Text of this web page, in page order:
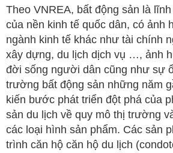
Theo VNREA, bất động sản là
của nền kinh tế quốc dân, có ảnh
ngành kinh tế khác như tài chính
xây dựng, du lịch dịch vụ …, ảnh
đời sống người dân cũng như sự
trường bất động sản những năm
kiến bước phát triển đột phá của
sản du lịch về quy mô thị trường
các loại hình sản phẩm. Các sản
trình căn hộ căn hộ du lịch